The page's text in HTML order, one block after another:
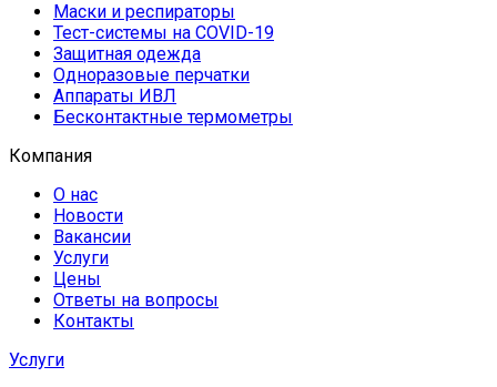
Маски и респираторы
Тест-системы на COVID-19
Защитная одежда
Одноразовые перчатки
Аппараты ИВЛ
Бесконтактные термометры
Компания
О нас
Новости
Вакансии
Услуги
Цены
Ответы на вопросы
Контакты
Услуги